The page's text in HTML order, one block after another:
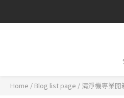
Home / Blog list page / 清淨機專業開